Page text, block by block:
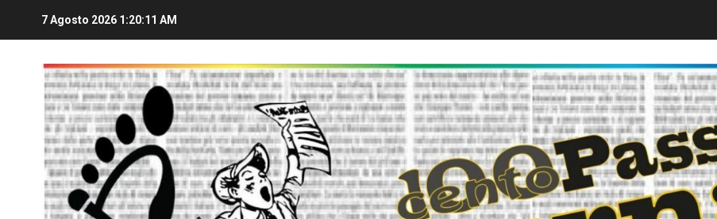
7 Agosto 2026 1:20:11 AM